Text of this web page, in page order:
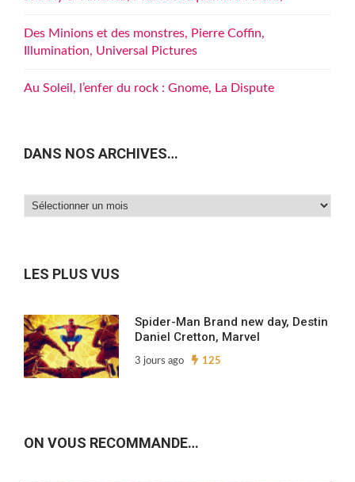
Des Minions et des monstres, Pierre Coffin,
Illumination, Universal Pictures
Au Soleil, l’enfer du rock : Gnome, La Dispute
DANS NOS ARCHIVES…
Dans
LES PLUS VUS
Spider-Man Brand new day, Destin
Daniel Cretton, Marvel
3 jours ago 125
ON VOUS RECOMMANDE…